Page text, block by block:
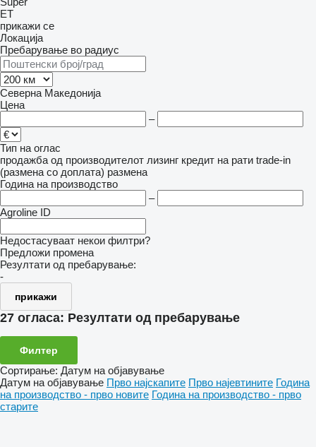
ET
прикажи се
Локација
Пребарување во радиус
Северна Македонија
Цена
–
Тип на оглас
продажба од производителот лизинг кредит на рати trade-in
(размена со доплата) размена
Година на производство
–
Agroline ID
Недостасуваат некои филтри?
Предложи промена
Резултати од пребарување:
-
прикажи
27 огласа: Резултати од пребарување
Филтер
Сортирање: Датум на објавување
Датум на објавување Прво најскапите Прво најевтините Година
на производство - прво новите Година на производство - прво
старите